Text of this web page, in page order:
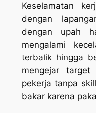
Keselamatan
dengan
dengan upah
mengalami
terbalik hingga
mengejar target
pekerja tanpa
bakar karena